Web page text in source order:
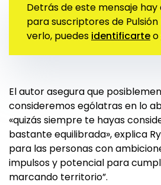
Detrás de este mensaje
para suscriptores de Pulsión
verlo, puedes identificarteo
El autor asegura que
consideremos ególatras en lo
«quizás siempre te hayas
bastante equilibrada», explica
para las personas con
impulsos y potencial para
marcando territorio”.